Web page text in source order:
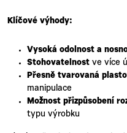
Klíčové výhody:
Vysoká odolnost a
Stohovatelnost ve více
Přesně tvarovaná
manipulace
Možnost přizpůsobení
typu výrobku